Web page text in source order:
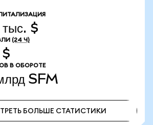
$
(24 Ч)
В ОБОРОТЕ
SFM
БОЛЬШЕ СТАТИСТИКИ